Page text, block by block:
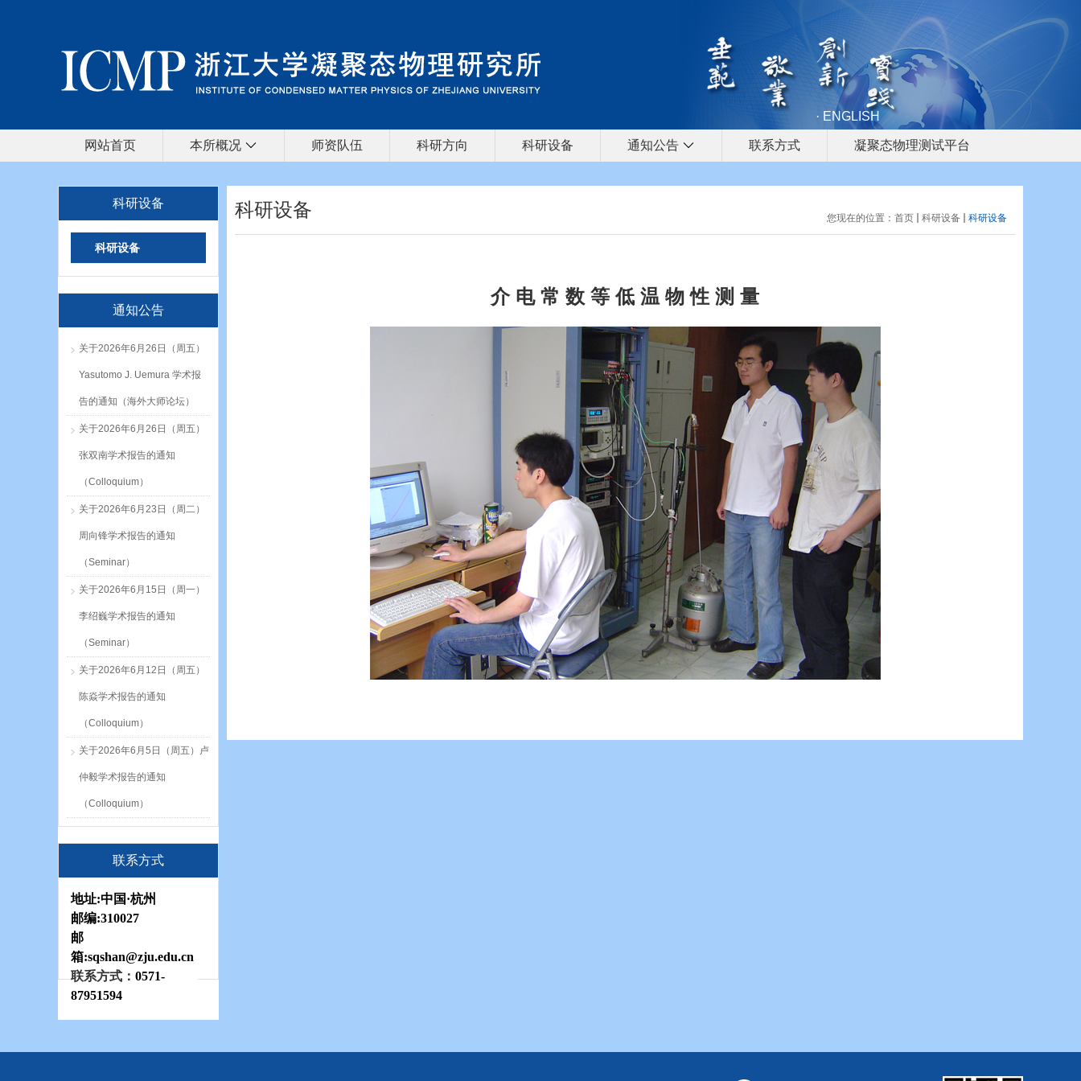
· ENGLISH
网站首页 本所概况 师资队伍 科研方向 科研设备 通知公告 联系方式 凝聚态物理测试平台
科研设备
科研设备
通知公告
关于2026年6月26日（周五）
Yasutomo J. Uemura 学术报
告的通知（海外大师论坛）
关于2026年6月26日（周五）
张双南学术报告的通知
（Colloquium）
关于2026年6月23日（周二）
周向锋学术报告的通知
（Seminar）
关于2026年6月15日（周一）
李绍巍学术报告的通知
（Seminar）
关于2026年6月12日（周五）
陈焱学术报告的通知
（Colloquium）
关于2026年6月5日（周五）卢
仲毅学术报告的通知
（Colloquium）
联系方式
地址:中国·杭州
邮编:310027
邮
箱:sqshan@zju.edu.cn
联系方式： 0571-
87951594
您现在的位置： 首页 科研设备 科研设备
科研设备
介 电 常 数 等 低 温 物 性 测 量